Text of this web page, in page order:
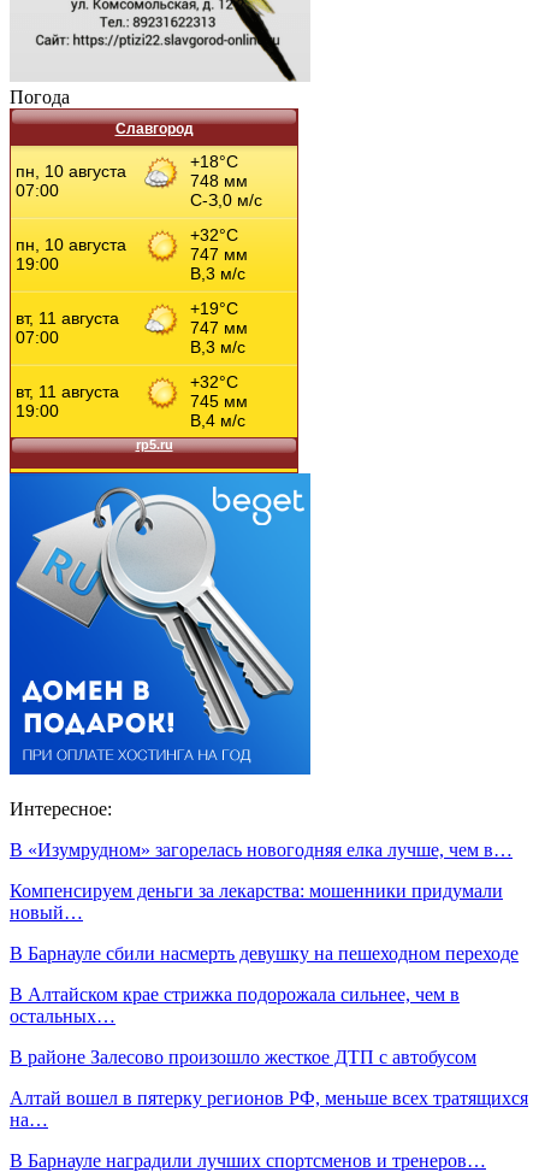
Погода
Славгород
Интересное:
В «Изумрудном» загорелась новогодняя елка лучше, чем в…
Компенсируем деньги за лекарства: мошенники придумали
новый…
В Барнауле сбили насмерть девушку на пешеходном переходе
В Алтайском крае стрижка подорожала сильнее, чем в
остальных…
В районе Залесово произошло жесткое ДТП с автобусом
Алтай вошел в пятерку регионов РФ, меньше всех тратящихся
на…
В Барнауле наградили лучших спортсменов и тренеров…